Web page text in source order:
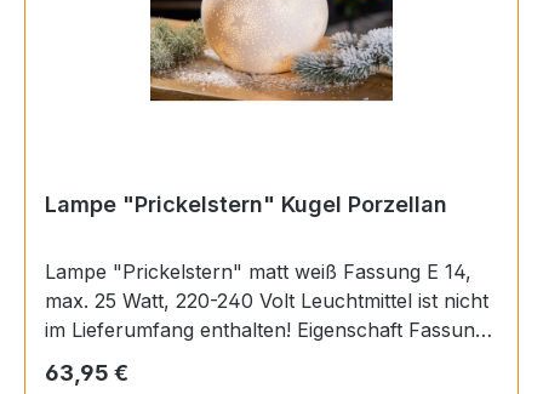
Lampe "Prickelstern" Kugel Porzellan
Lampe "Prickelstern" matt weiß Fassung E 14,
max. 25 Watt, 220-240 Volt Leuchtmittel ist nicht
im Lieferumfang enthalten! Eigenschaft Fassung
Regulärer Preis:
63,95 €